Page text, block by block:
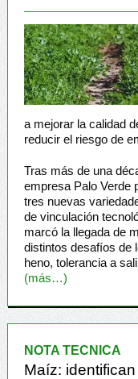
a mejorar la calidad
reducir el riesgo de
Tras más de una
empresa Palo Verde
tres nuevas
de vinculación
marcó la llegada de
distintos desafíos de
heno, tolerancia a
(más…)
NOTA TECNICA
Maíz: